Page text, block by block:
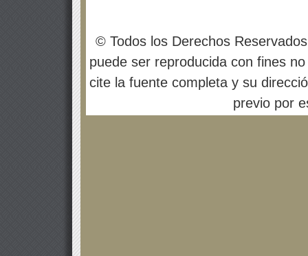
© Todos los Derechos
puede ser reproducida con fines
cite la fuente completa y su
previo por